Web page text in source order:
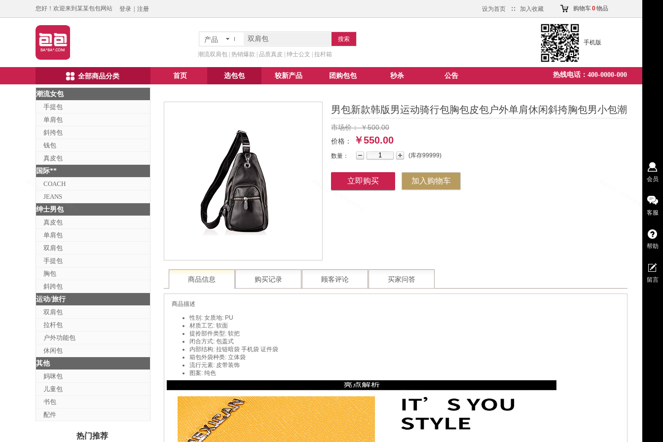
登录 注册 设为首页 ∷ 加入收藏 购物车0物品
您好！欢迎来到某某包包网站
产品 搜索
手机版
潮流双肩包 | 热销爆款 | 品质真皮 | 绅士公文 | 拉杆箱
首页 选包包 较新产品 团购包包 秒杀 公告
全部商品分类 热线电话：400-0000-000
潮流女包
手提包
单肩包
斜挎包
钱包
真皮包
国际**
COACH
JEANS
绅士男包
真皮包
单肩包
双肩包
手提包
胸包
斜跨包
运动/旅行
双肩包
拉杆包
户外功能包
休闲包
其他
妈咪包
儿童包
书包
配件
男包新款韩版男运动骑行包胸包皮包户外单肩休闲斜挎胸包男小包潮
市场价： ￥500.00
价格：
￥550.00
数量： (库存99999)
立即购买 加入购物车
商品信息 购买记录 顾客评论 买家问答
商品描述
性别: 女质地: PU
材质工艺: 软面
提拎部件类型: 软把
闭合方式: 包盖式
内部结构: 拉链暗袋 手机袋 证件袋
箱包外袋种类: 立体袋
流行元素: 皮带装饰
图案: 纯色
热门推荐
会员
客服
帮助
留言